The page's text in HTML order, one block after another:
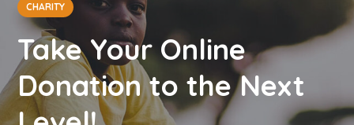
CHARITY
Take Your Online
Donation to the Next